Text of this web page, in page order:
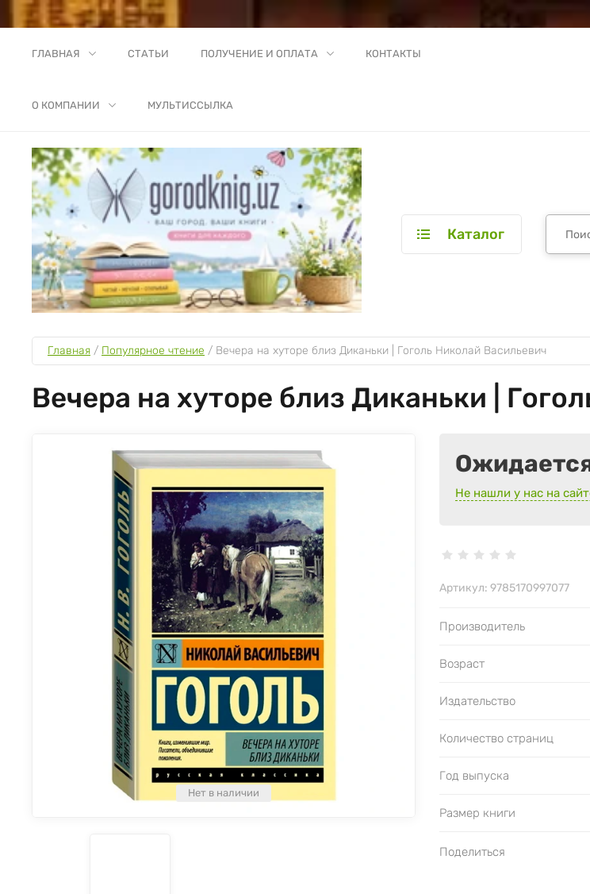
ГЛАВНАЯ СТАТЬИ ПОЛУЧЕНИЕ И ОПЛАТА КОНТАКТЫ
О КОМПАНИИ МУЛЬТИССЫЛКА
Каталог
Главная / Популярное чтение / Вечера на хуторе близ Диканьки | Гоголь Николай Васильевич
Вечера на хуторе близ Диканьки |
Нет в наличии
Не нашли у нас на
Артикул: 9785170997077
Производитель
Возраст
Издательство
Количество страниц
Год выпуска
Размер книги
Поделиться